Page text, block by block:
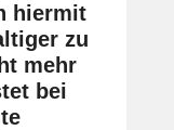
hiermit
zu
mehr
bei